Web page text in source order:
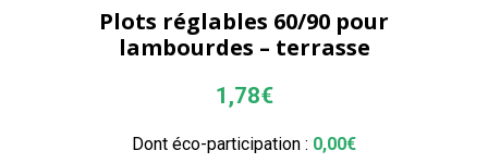
Plots réglables 60/90 pour
lambourdes – terrasse
1,78€
Dont éco-participation : 0,00€